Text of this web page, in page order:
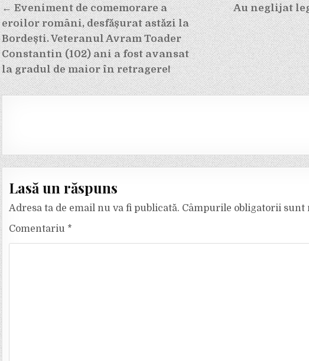
Navigare
în
articole
Au neglijat
← Eveniment de comemorare a
eroilor români, desfășurat astăzi la
Bordești. Veteranul Avram Toader
Constantin (102) ani a fost avansat
la gradul de maior în retragere!
Lasă un răspuns
Adresa ta de email nu va fi publicată. Câmpurile obligatorii sunt
Comentariu *